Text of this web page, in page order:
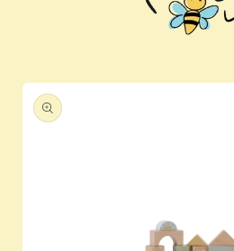
Skip to
product
information